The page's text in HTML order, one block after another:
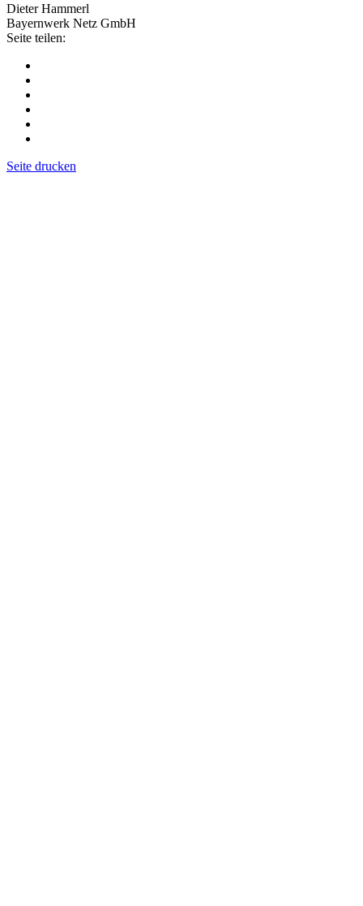
Dieter Hammerl
Bayernwerk Netz GmbH
Seite teilen:
Seite drucken